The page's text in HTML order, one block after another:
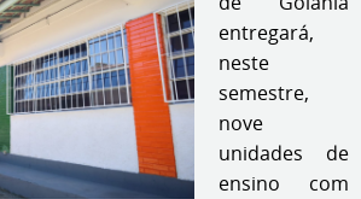
entregará,
neste
semestre,
nove
unidades de
ensino com